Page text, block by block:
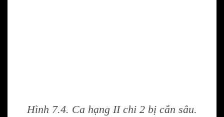
Hình 7.4. Ca hạng II chi 2 bị cắn sâu.